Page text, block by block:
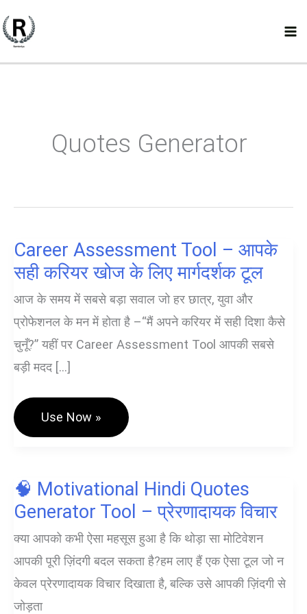
to
Quotes Generator
Career Assessment Tool – आपके
सही करियर खोज के लिए मार्गदर्शक टूल
आज के समय में सबसे बड़ा सवाल जो हर छात्र, युवा और
प्रोफेशनल के मन में होता है –“मैं अपने करियर में सही दिशा कैसे
चुनूँ?” यहीं पर Career Assessment Tool आपकी सबसे
बड़ी मदद […]
Career
Tool
करियर
के
मार्गदर्शक
टूल
Use Now »
🧠 Motivational Hindi Quotes
Generator Tool – प्रेरणादायक विचार
क्या आपको कभी ऐसा महसूस हुआ है कि थोड़ा सा मोटिवेशन
आपकी पूरी ज़िंदगी बदल सकता है?हम लाए हैं एक ऐसा टूल जो न
केवल प्रेरणादायक विचार दिखाता है, बल्कि उसे आपकी ज़िंदगी से
जोड़ता